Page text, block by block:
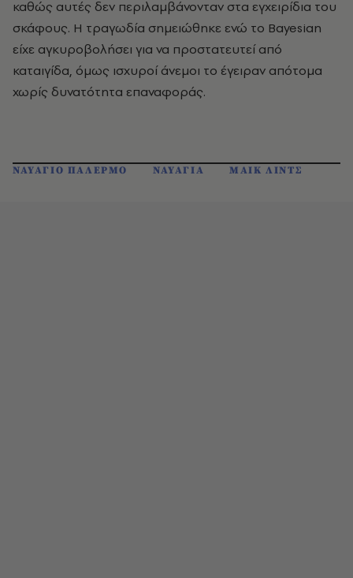
καθώς αυτές δεν περιλαμβάνονταν στα εγχειρίδια του
σκάφους. Η τραγωδία σημειώθηκε ενώ το Bayesian
είχε αγκυροβολήσει για να προστατευτεί από
καταιγίδα, όμως ισχυροί άνεμοι το έγειραν απότομα
χωρίς δυνατότητα επαναφοράς.
ΝΑΥΑΓΙΟ ΠΑΛΕΡΜΟ ΝΑΥΑΓΙΑ ΜΑΙΚ ΛΙΝΤΣ